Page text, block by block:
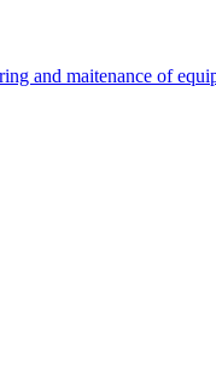
and maitenance of